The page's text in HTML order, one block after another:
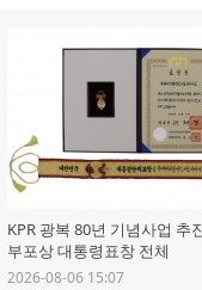
KPR 광복 80년 기념사업 추
부포상 대통령표창 전체
2026-08-06 15:07